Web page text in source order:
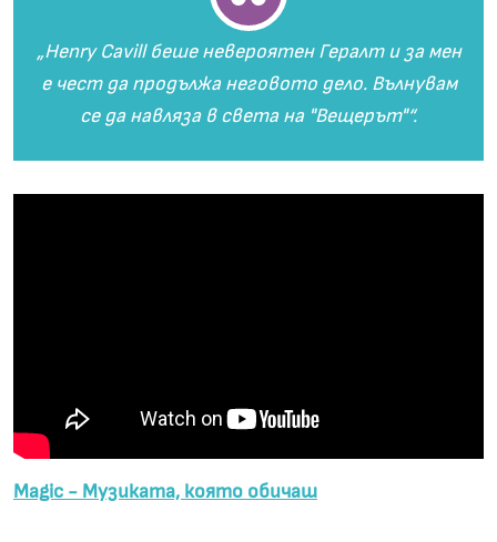
„Henry Cavill беше невероятен Гералт и за мен
е чест да продължа неговото дело. Вълнувам
се да навляза в света на "Вещерът"“.
Magic - Музиката, която обичаш